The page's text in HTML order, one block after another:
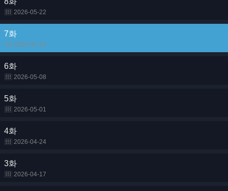
2026-05-22
7화
2026-05-15
6화
2026-05-08
5화
2026-05-01
4화
2026-04-24
3화
2026-04-17